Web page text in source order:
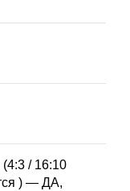
/ 16:10
) — ДА,